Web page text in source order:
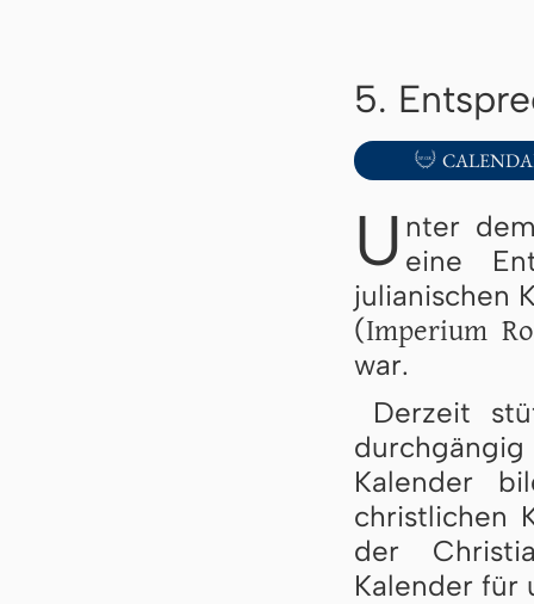
5.

U nter
eine
julianischen
(Imperium
war.
Derzeit
Kalender
christlichen
der
Kalender für